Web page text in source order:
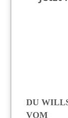
DU
VOM